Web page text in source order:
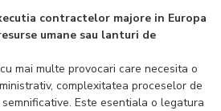
contractelor majore in Europa
umane sau lanturi de
mai multe provocari care necesita o
complexitatea proceselor de
Este esentiala o legatura